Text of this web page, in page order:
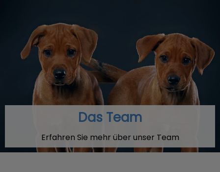
Das Team
Erfahren Sie mehr über unser Team